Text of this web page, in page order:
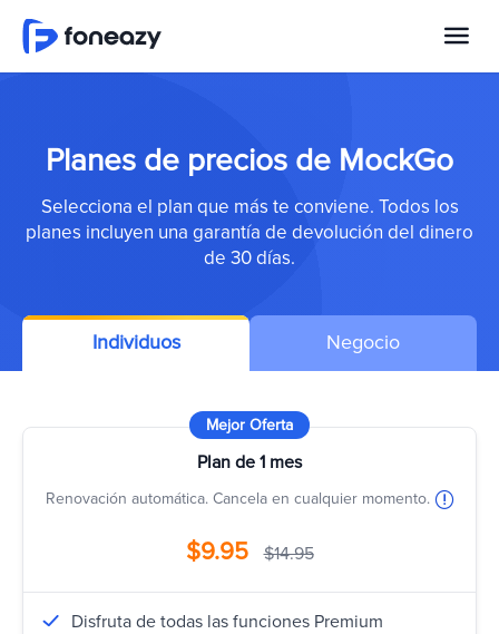
Planes de precios de MockGo
Selecciona el plan que más te conviene. Todos los
planes incluyen una garantía de devolución del dinero
de 30 días.
Individuos Negocio
Plan de 1 mes
Renovación automática. Cancela en cualquier momento.
$9.95 $14.95
Disfruta de todas las funciones Premium
Mejor Oferta